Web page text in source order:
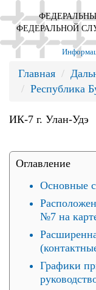
ФЕДЕРАЛЬНОЙ
Главная
Республика
ИК-7 г. Улан-Удэ
Оглавление
Основные
№7 на
Графики